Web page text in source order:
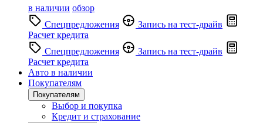
в наличии обзор
Спецпредложения
Запись на тест-драйв
Расчет кредита
Спецпредложения
Запись на тест-драйв
Расчет кредита
Авто в наличии
Покупателям
Покупателям
Выбор и покупка
Кредит и страхование